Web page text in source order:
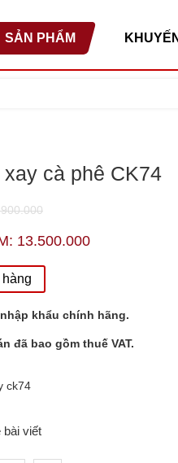
SẢN PHẨM
xay cà phê CK74
13.500.000
hàng
khẩu chính hãng.
đã bao gồm thuế VAT.
ck74
bài viết